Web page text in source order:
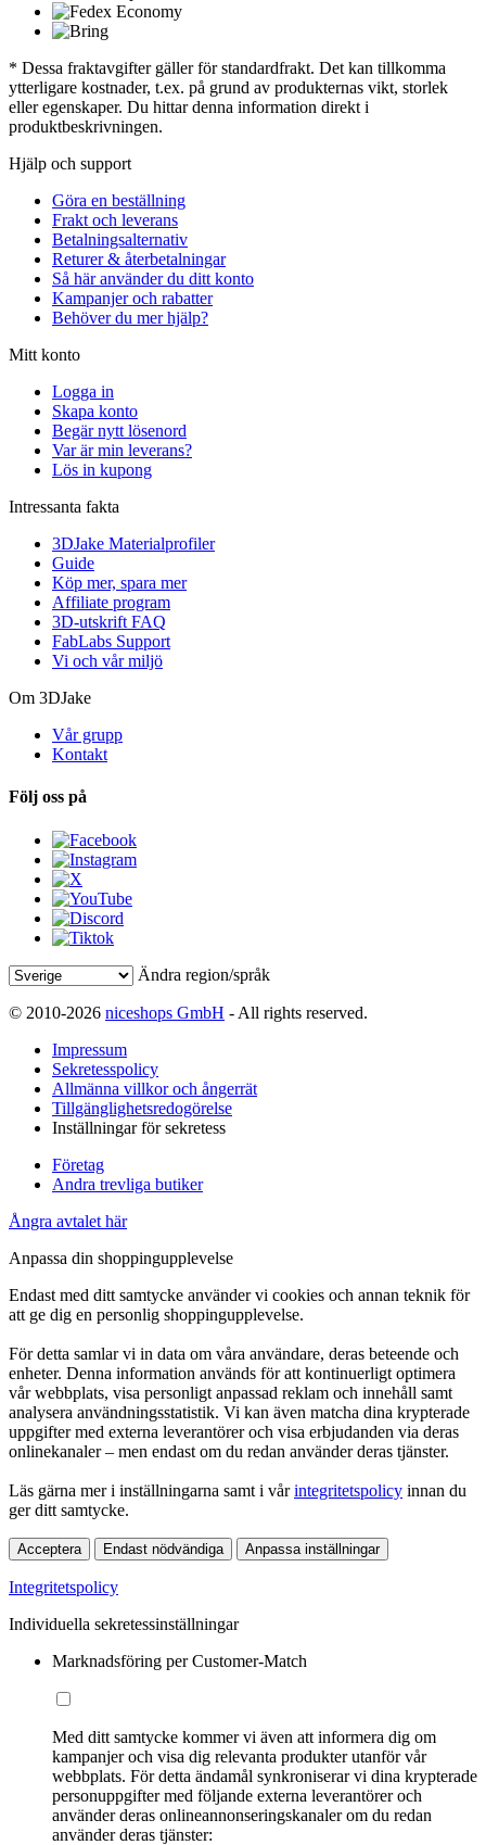
* Dessa fraktavgifter gäller för standardfrakt. Det kan tillkomma
ytterligare kostnader, t.ex. på grund av produkternas vikt, storlek
eller egenskaper. Du hittar denna information direkt i
produktbeskrivningen.
Hjälp och support
Göra en beställning
Frakt och leverans
Betalningsalternativ
Returer & återbetalningar
Så här använder du ditt konto
Kampanjer och rabatter
Behöver du mer hjälp?
Mitt konto
Logga in
Skapa konto
Begär nytt lösenord
Var är min leverans?
Lös in kupong
Intressanta fakta
3DJake Materialprofiler
Guide
Köp mer, spara mer
Affiliate program
3D-utskrift FAQ
FabLabs Support
Vi och vår miljö
Om 3DJake
Vår grupp
Kontakt
Följ oss på
Ändra region/språk
© 2010-2026 niceshops GmbH - All rights reserved.
Impressum
Sekretesspolicy
Allmänna villkor och ångerrät
Tillgänglighetsredogörelse
Inställningar för sekretess
Företag
Andra trevliga butiker
Ångra avtalet här
Anpassa din shoppingupplevelse
Endast med ditt samtycke använder vi cookies och annan teknik för
att ge dig en personlig shoppingupplevelse.
För detta samlar vi in data om våra användare, deras beteende och
enheter. Denna information används för att kontinuerligt optimera
vår webbplats, visa personligt anpassad reklam och innehåll samt
analysera användningsstatistik. Vi kan även matcha dina krypterade
uppgifter med externa leverantörer och visa erbjudanden via deras
onlinekanaler – men endast om du redan använder deras tjänster.
Läs gärna mer i inställningarna samt i vårintegritetspolicy innan du
ger ditt samtycke.
Acceptera Endast nödvändiga Anpassa inställningar
Integritetspolicy
Individuella sekretessinställningar
Marknadsföring per Customer-Match
Med ditt samtycke kommer vi även att informera dig om
kampanjer och visa dig relevanta produkter utanför vår
webbplats. För detta ändamål synkroniserar vi dina krypterade
personuppgifter med följande externa leverantörer och
använder deras onlineannonseringskanaler om du redan
använder deras tjänster: